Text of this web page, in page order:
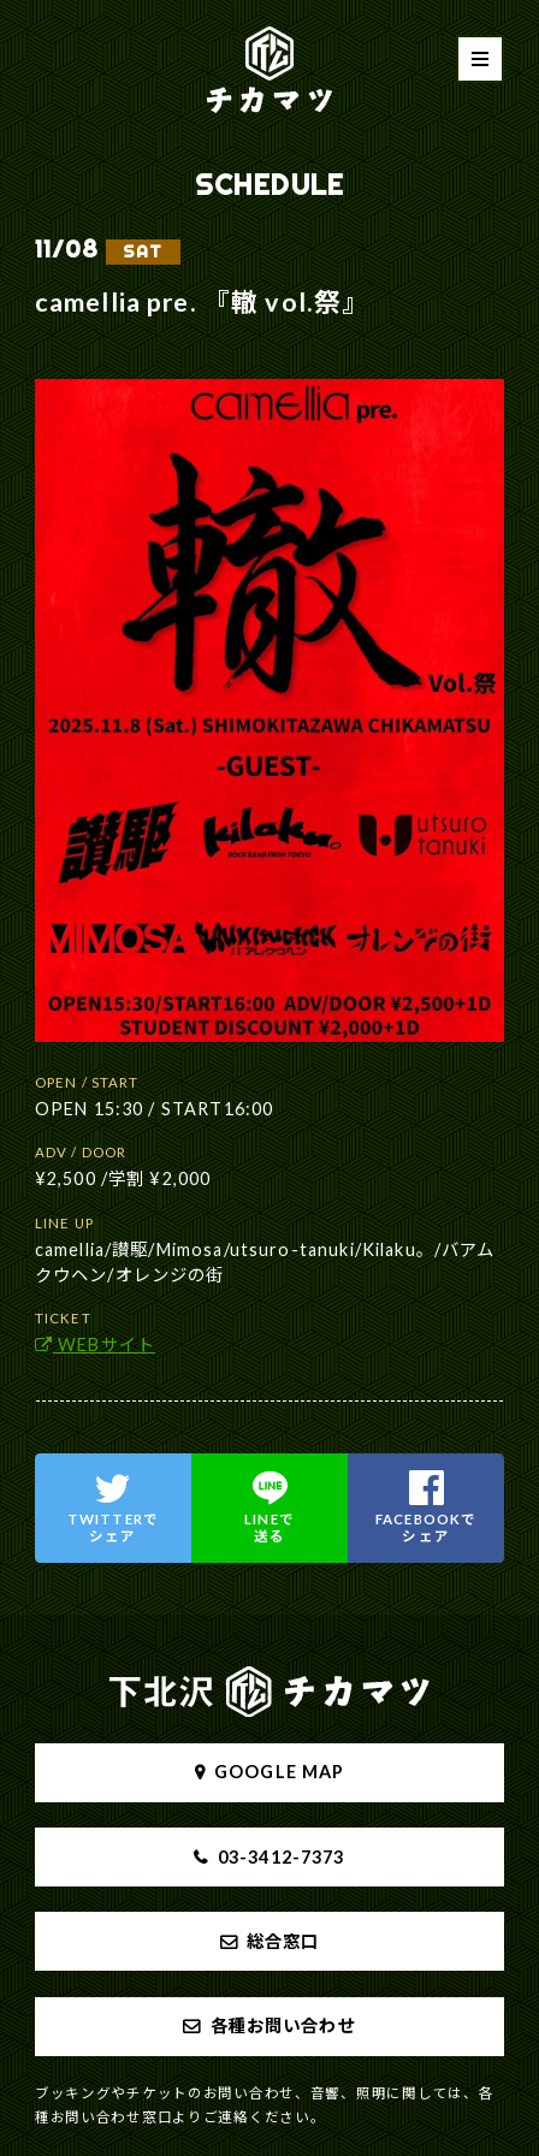
SCHEDULE
11/08 SAT
camellia pre. 『轍 vol.祭』
OPEN / START
OPEN 15:30 / START16:00
ADV / DOOR
¥2,500 /学割 ¥2,000
LINE UP
camellia/讃駆/Mimosa/utsuro-tanuki/Kilaku。/バアム
クウヘン/オレンジの街
TICKET
WEBサイト
TWITTERで
シェア
LINEで
送る
FACEBOOKで
シェア
GOOGLE MAP
03-3412-7373
総合窓口
各種お問い合わせ
ブッキングやチケットのお問い合わせ、音響、照明に関しては、各
種お問い合わせ窓口よりご連絡ください。